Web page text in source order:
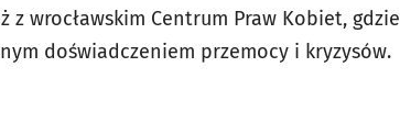
z wrocławskim Centrum Praw Kobiet, gdzie
doświadczeniem przemocy i kryzysów.